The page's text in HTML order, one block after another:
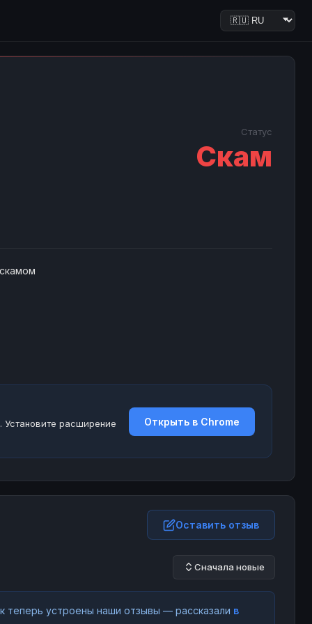
Статус
Скам
Установите расширение
Открыть в Chrome
Оставить отзыв
Сначала новые
теперь устроены наши отзывы — рассказали в